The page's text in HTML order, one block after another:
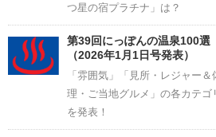
つ星の宿プラチナ」は？
第39回にっぽんの温泉100選
（2026年1月1日号発表）
「雰囲気」「見所・レジャー
理・ご当地グルメ」の各カテ
を発表！